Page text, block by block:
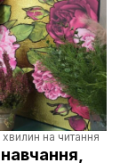
хвилин на читання